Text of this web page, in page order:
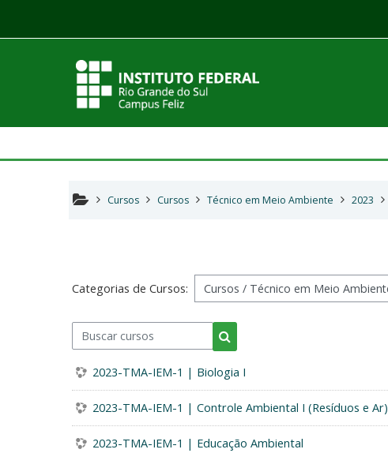
Cursos Cursos Técnico em Meio Ambiente 2023
Categorias de Cursos:
Buscar cursos
Buscar cursos
2023-TMA-IEM-1 | Biologia I
2023-TMA-IEM-1 | Controle Ambiental I (Resíduos e Ar)
2023-TMA-IEM-1 | Educação Ambiental